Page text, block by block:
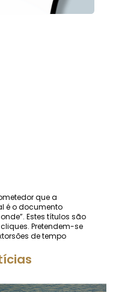
que a
é o documento
Estes títulos são
Pretendem-se
de tempo